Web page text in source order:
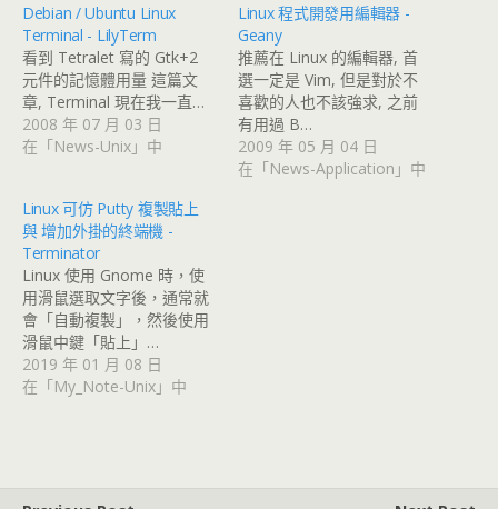
Debian / Ubuntu Linux
Terminal - LilyTerm
看到 Tetralet 寫的 Gtk+2
元件的記憶體用量 這篇文
章, Terminal 現在我一直…
2008 年 07 月 03 日
在「News-Unix」中
Linux 程式開發用編輯器 -
Geany
推薦在 Linux 的編輯器, 首
選一定是 Vim, 但是對於不
喜歡的人也不該強求, 之前
有用過 B…
2009 年 05 月 04 日
在「News-Application」中
Linux 可仿 Putty 複製貼上
與 增加外掛的終端機 -
Terminator
Linux 使用 Gnome 時，使
用滑鼠選取文字後，通常就
會「自動複製」，然後使用
滑鼠中鍵「貼上」…
2019 年 01 月 08 日
在「My_Note-Unix」中